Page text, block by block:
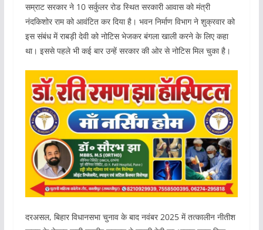
सम्राट सरकार ने 10 सर्कुलर रोड स्थित सरकारी आवास को मंत्री
नंदकिशोर राम को आवंटित कर दिया है। भवन निर्माण विभाग ने शुक्रवार को
इस संबंध में राबड़ी देवी को नोटिस भेजकर बंगला खाली करने के लिए कहा
था। इससे पहले भी कई बार उन्हें सरकार की ओर से नोटिस मिल चुका है।
दरअसल, बिहार विधानसभा चुनाव के बाद नवंबर 2025 में तत्कालीन नीतीश